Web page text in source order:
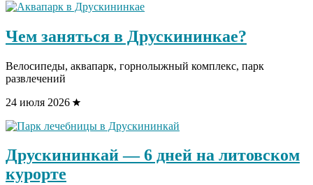
Чем заняться в Друскининкае?
Велосипеды, аквапарк, горнолыжный комплекс, парк
развлечений
24 июля 2026
Друскининкай — 6 дней на литовском
курорте